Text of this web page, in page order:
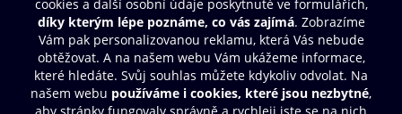
Moje O2 Knihovna
Další zábava